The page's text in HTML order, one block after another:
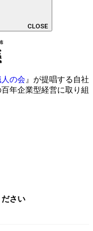
CLOSE
の会 』が提唱する自社
年企業型経営に取り組
さい